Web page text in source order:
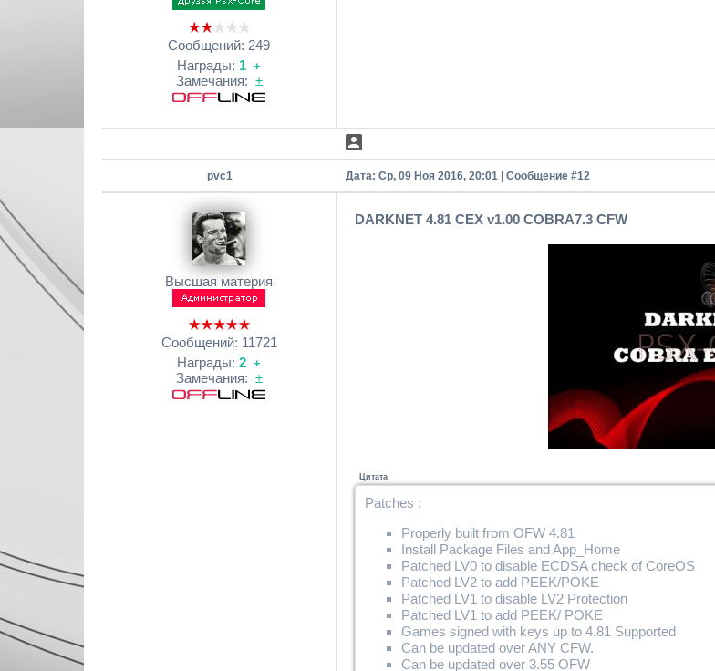
Сообщений: 249
Награды: 1 +
Замечания: ±
pvc1 Дата: Ср, 09 Ноя 2016, 20:01 | Сообщение #12
Высшая материя
Сообщений: 11721
Награды: 2 +
Замечания: ±
DARKNET 4.81 CEX v1.00 COBRA7.3 CFW
Цитата
Patches :
Properly built from OFW 4.81
Install Package Files and App_Home
Patched LV0 to disable ECDSA check of CoreOS
Patched LV2 to add PEEK/POKE
Patched LV1 to disable LV2 Protection
Patched LV1 to add PEEK/ POKE
Games signed with keys up to 4.81 Supported
Can be updated over ANY CFW.
Can be updated over 3.55 OFW